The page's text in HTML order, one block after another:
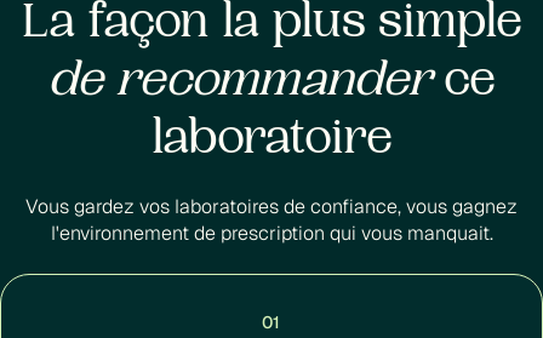
La façon la plus simple
de recommanderce
laboratoire
Vous gardez vos laboratoires de confiance, vous gagnez
l'environnement de prescription qui vous manquait.
01